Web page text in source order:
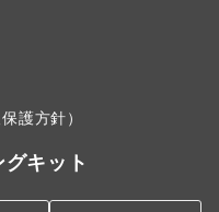
護方針）
キット